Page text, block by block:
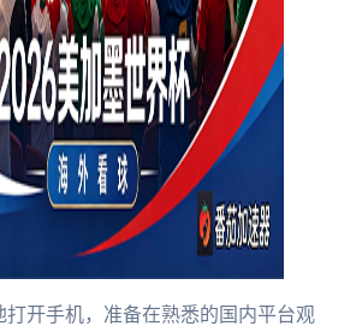
打开手机，准备在熟悉的国内平台观